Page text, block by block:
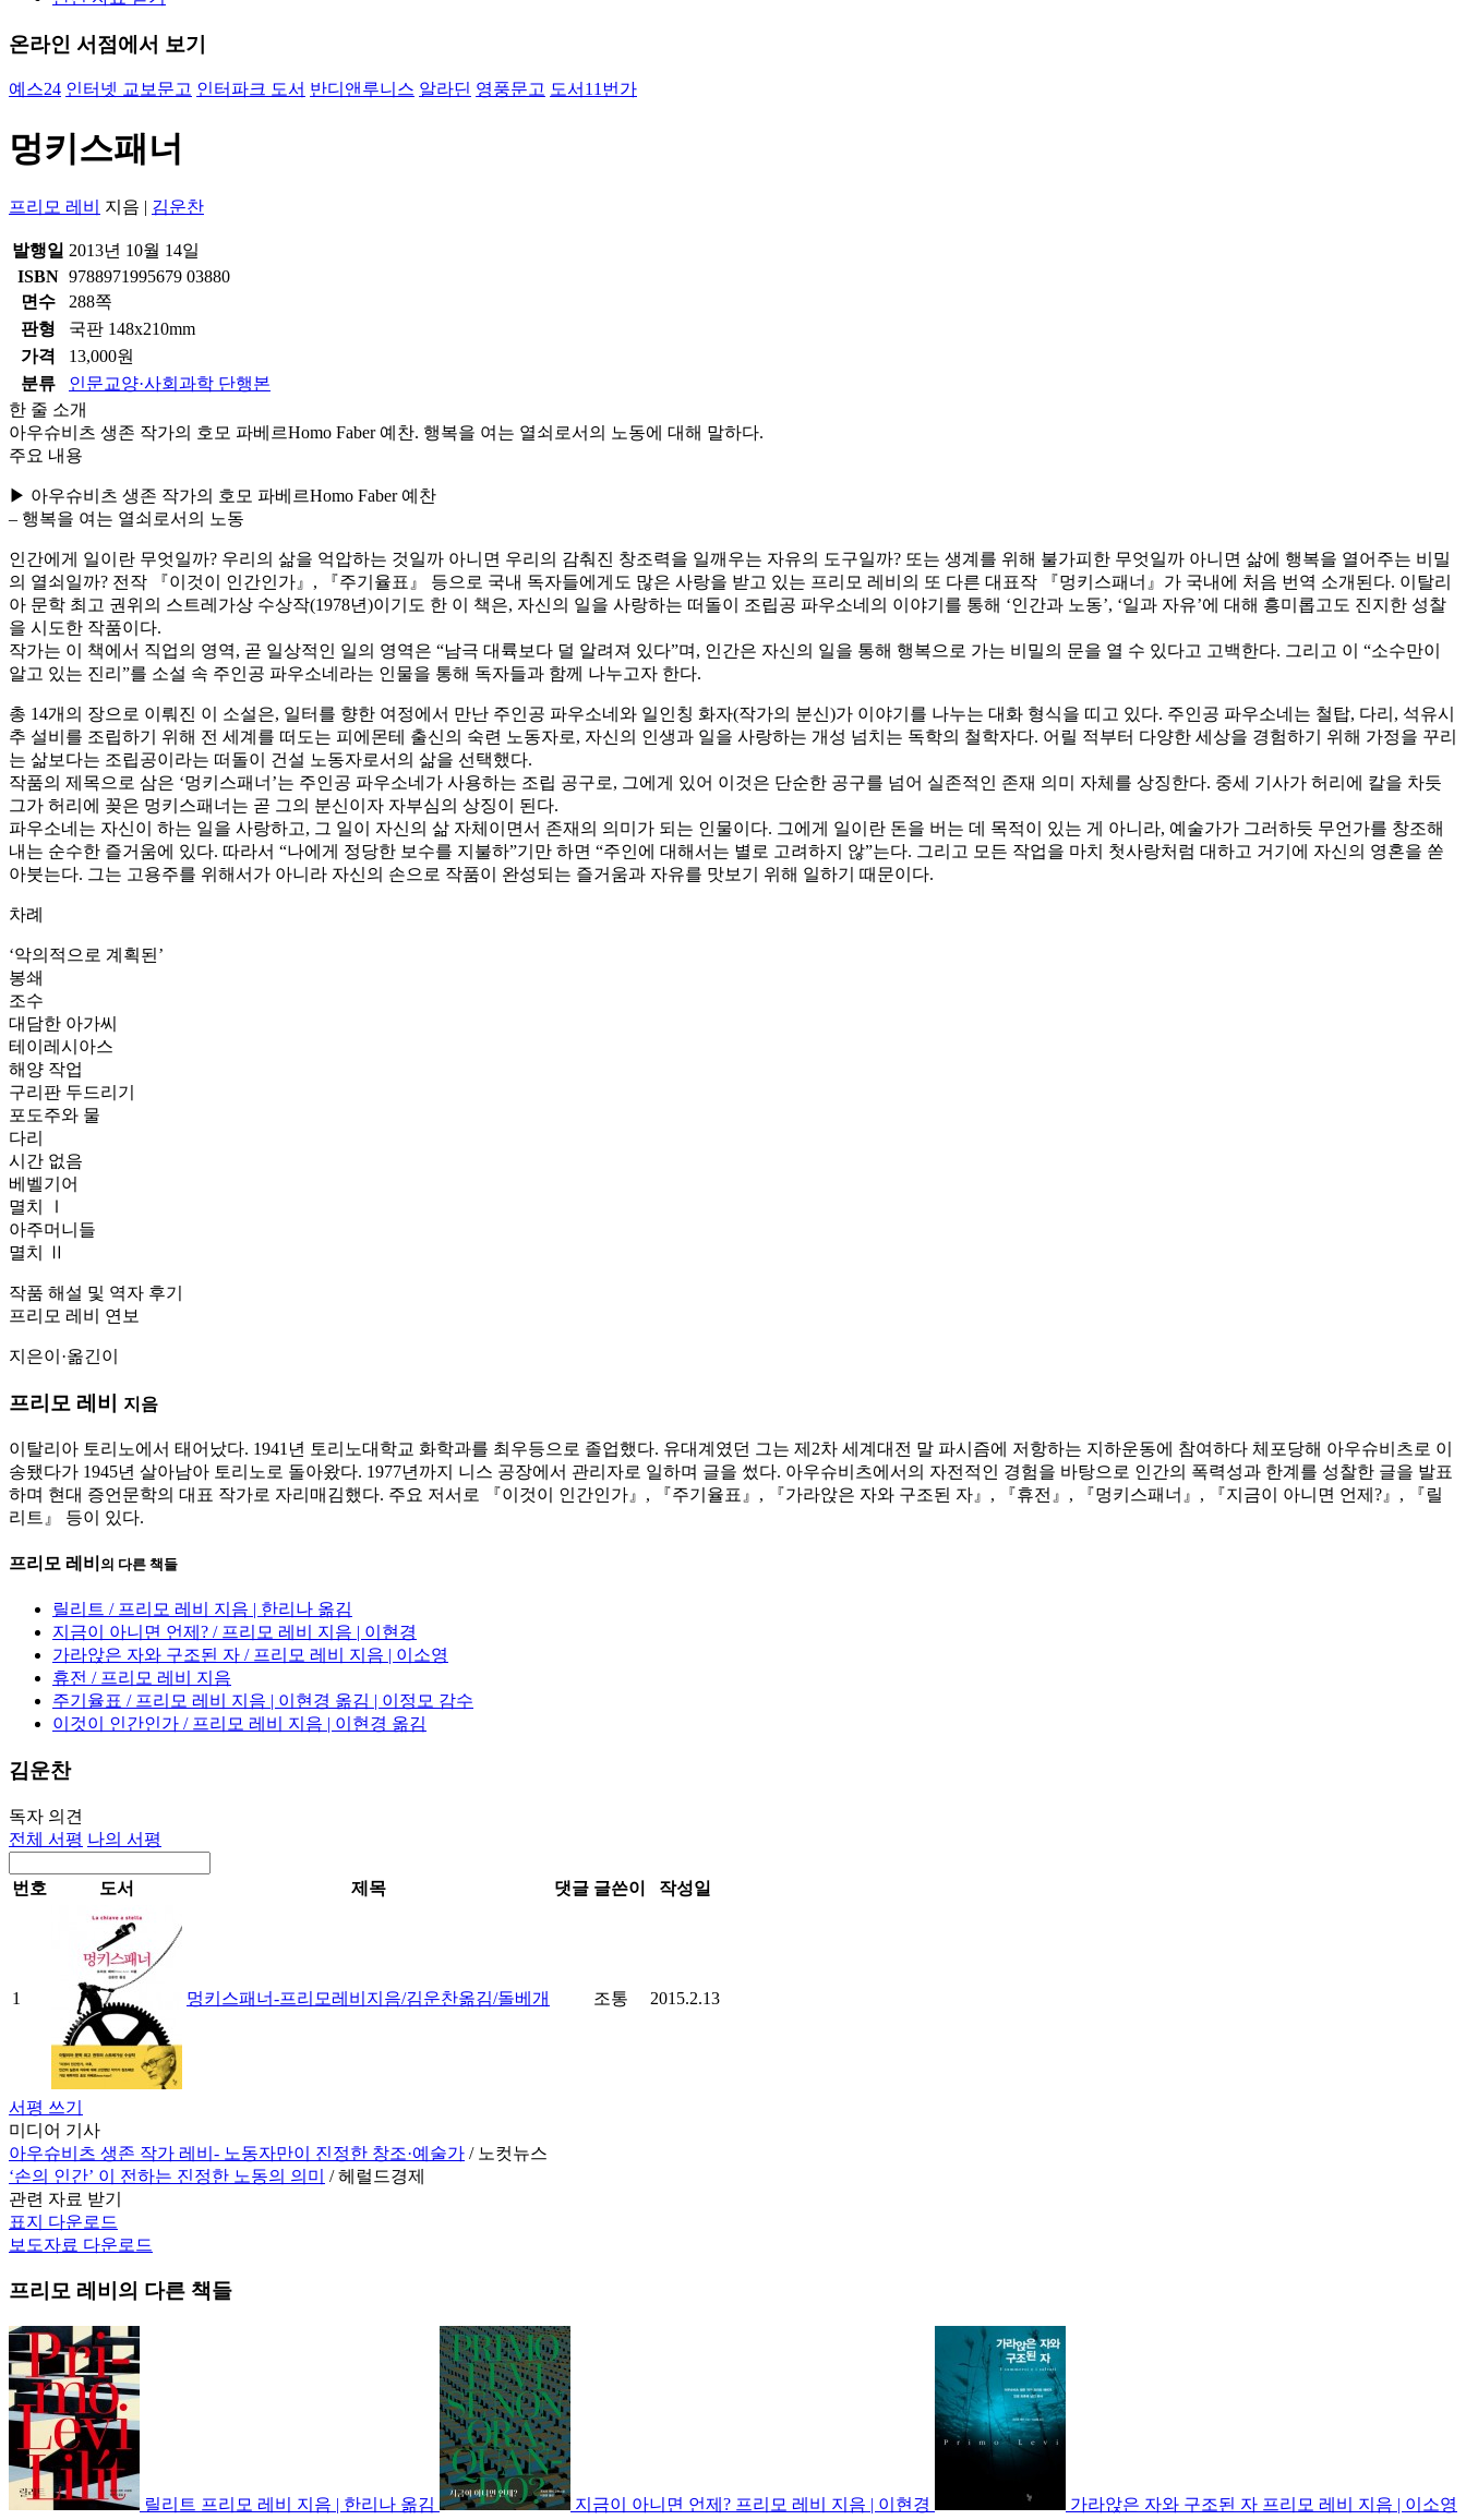
온라인 서점에서 보기
예스24 인터넷 교보문고 인터파크 도서 반디앤루니스 알라딘 영풍문고 도서11번가
멍키스패너
프리모 레비 지음 | 김운찬
발행일 2013년 10월 14일
ISBN 9788971995679 03880
면수
288쪽
판형
국판 148x210mm
가격
13,000원
분류
인문교양·사회과학 단행본
한 줄 소개
아우슈비츠 생존 작가의 호모 파베르Homo Faber 예찬. 행복을 여는 열쇠로서의 노동에 대해 말하다.
주요 내용
▶ 아우슈비츠 생존 작가의 호모 파베르Homo Faber 예찬
– 행복을 여는 열쇠로서의 노동
인간에게 일이란 무엇일까? 우리의 삶을 억압하는 것일까 아니면 우리의 감춰진 창조력을 일깨우는 자유의 도구일까? 또는 생계를 위해 불가피한 무엇일까 아니면 삶에 행복을 열어주는 비밀
의 열쇠일까? 전작 『이것이 인간인가』, 『주기율표』 등으로 국내 독자들에게도 많은 사랑을 받고 있는 프리모 레비의 또 다른 대표작 『멍키스패너』가 국내에 처음 번역 소개된다. 이탈리
아 문학 최고 권위의 스트레가상 수상작(1978년)이기도 한 이 책은, 자신의 일을 사랑하는 떠돌이 조립공 파우소네의 이야기를 통해 ‘인간과 노동’, ‘일과 자유’에 대해 흥미롭고도 진지한 성찰
을 시도한 작품이다.
작가는 이 책에서 직업의 영역, 곧 일상적인 일의 영역은 “남극 대륙보다 덜 알려져 있다”며, 인간은 자신의 일을 통해 행복으로 가는 비밀의 문을 열 수 있다고 고백한다. 그리고 이 “소수만이
알고 있는 진리”를 소설 속 주인공 파우소네라는 인물을 통해 독자들과 함께 나누고자 한다.
총 14개의 장으로 이뤄진 이 소설은, 일터를 향한 여정에서 만난 주인공 파우소네와 일인칭 화자(작가의 분신)가 이야기를 나누는 대화 형식을 띠고 있다. 주인공 파우소네는 철탑, 다리, 석유시
추 설비를 조립하기 위해 전 세계를 떠도는 피에몬테 출신의 숙련 노동자로, 자신의 인생과 일을 사랑하는 개성 넘치는 독학의 철학자다. 어릴 적부터 다양한 세상을 경험하기 위해 가정을 꾸리
는 삶보다는 조립공이라는 떠돌이 건설 노동자로서의 삶을 선택했다.
작품의 제목으로 삼은 ‘멍키스패너’는 주인공 파우소네가 사용하는 조립 공구로, 그에게 있어 이것은 단순한 공구를 넘어 실존적인 존재 의미 자체를 상징한다. 중세 기사가 허리에 칼을 차듯
그가 허리에 꽂은 멍키스패너는 곧 그의 분신이자 자부심의 상징이 된다.
파우소네는 자신이 하는 일을 사랑하고, 그 일이 자신의 삶 자체이면서 존재의 의미가 되는 인물이다. 그에게 일이란 돈을 버는 데 목적이 있는 게 아니라, 예술가가 그러하듯 무언가를 창조해
내는 순수한 즐거움에 있다. 따라서 “나에게 정당한 보수를 지불하”기만 하면 “주인에 대해서는 별로 고려하지 않”는다. 그리고 모든 작업을 마치 첫사랑처럼 대하고 거기에 자신의 영혼을 쏟
아붓는다. 그는 고용주를 위해서가 아니라 자신의 손으로 작품이 완성되는 즐거움과 자유를 맛보기 위해 일하기 때문이다.
차례
‘악의적으로 계획된’
봉쇄
조수
대담한 아가씨
테이레시아스
해양 작업
구리판 두드리기
포도주와 물
다리
시간 없음
베벨기어
멸치 Ⅰ
아주머니들
멸치 Ⅱ
작품 해설 및 역자 후기
프리모 레비 연보
지은이·옮긴이
프리모 레비 지음
이탈리아 토리노에서 태어났다. 1941년 토리노대학교 화학과를 최우등으로 졸업했다. 유대계였던 그는 제2차 세계대전 말 파시즘에 저항하는 지하운동에 참여하다 체포당해 아우슈비츠로 이
송됐다가 1945년 살아남아 토리노로 돌아왔다. 1977년까지 니스 공장에서 관리자로 일하며 글을 썼다. 아우슈비츠에서의 자전적인 경험을 바탕으로 인간의 폭력성과 한계를 성찰한 글을 발표
하며 현대 증언문학의 대표 작가로 자리매김했다. 주요 저서로 『이것이 인간인가』, 『주기율표』, 『가라앉은 자와 구조된 자』, 『휴전』, 『멍키스패너』, 『지금이 아니면 언제?』, 『릴
리트』 등이 있다.
프리모 레비 의 다른 책들
릴리트 / 프리모 레비 지음 | 한리나 옮김
지금이 아니면 언제? / 프리모 레비 지음 | 이현경
가라앉은 자와 구조된 자 / 프리모 레비 지음 | 이소영
휴전 / 프리모 레비 지음
주기율표 / 프리모 레비 지음 | 이현경 옮김 | 이정모 감수
이것이 인간인가 / 프리모 레비 지음 | 이현경 옮김
김운찬
독자 의견
전체 서평 나의 서평
번호 도서 제목 댓글 글쓴이 작성일
1 멍키스패너-프리모레비지음/김운찬옮김/돌베개 조통 2015.2.13
서평 쓰기
미디어 기사
아우슈비츠 생존 작가 레비- 노동자만이 진정한 창조·예술가 / 노컷뉴스
‘손의 인간’ 이 전하는 진정한 노동의 의미
/ 헤럴드경제
관련 자료 받기
표지 다운로드
보도자료 다운로드
프리모 레비 의 다른 책들
릴리트 프리모 레비 지음 | 한리나 옮김 지금이 아니면 언제? 프리모 레비 지음 | 이현경 가라앉은 자와 구조된 자 프리모 레비 지음 | 이소영